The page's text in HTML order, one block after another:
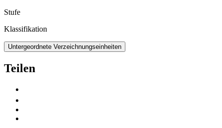
Stufe
Klassifikation
Untergeordnete Verzeichnungseinheiten
Teilen